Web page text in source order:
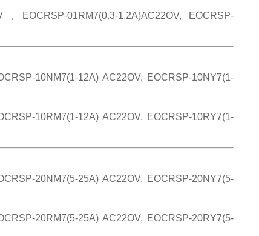
，EOCRSP-01RM7(0.3-1.2A)AC22OV, EOCRSP-
10NM7(1-12A) AC22OV, EOCRSP-10NY7(1-
10RM7(1-12A) AC22OV, EOCRSP-10RY7(1-
20NM7(5-25A) AC22OV, EOCRSP-20NY7(5-
20RM7(5-25A) AC22OV, EOCRSP-20RY7(5-